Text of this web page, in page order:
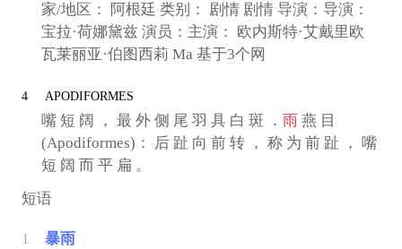
家/地区： 阿根廷 类别： 剧情 剧情 导演：导演：
宝拉·荷娜黛兹 演员：主演： 欧内斯特·艾戴里欧
瓦莱丽亚·伯图西莉 Ma 基于3个网
4 APODIFORMES
嘴 短 阔 ， 最 外 侧 尾 羽 具 白 斑 ． 雨 燕 目
(Apodiformes)： 后 趾 向 前 转 ， 称 为 前 趾 ， 嘴
短 阔 而 平 扁 。
短语
1 暴雨